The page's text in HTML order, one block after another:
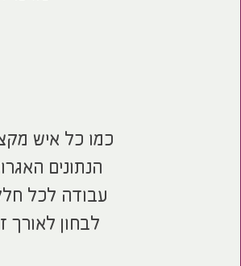
כמו כל איש
הנתונים
עבודה לכל
לבחון לאורך